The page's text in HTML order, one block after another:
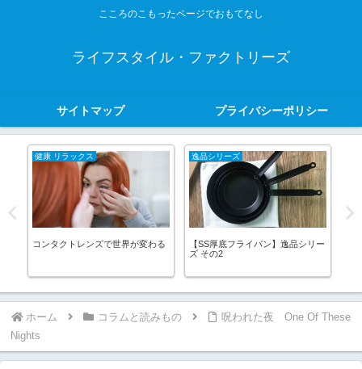
こころのこもったページでおもてなし
ライフスタイル・ファクトリーズ
サイトマップ プライバシーポリシー
健康 リラックス
コンタクトレンズで世界が変わる
逸品シリーズ
【SS厚底フライパン】逸品シリー
ズ その2
ホーム コラムと読みもの
呪われた夜 One Of These
Nights